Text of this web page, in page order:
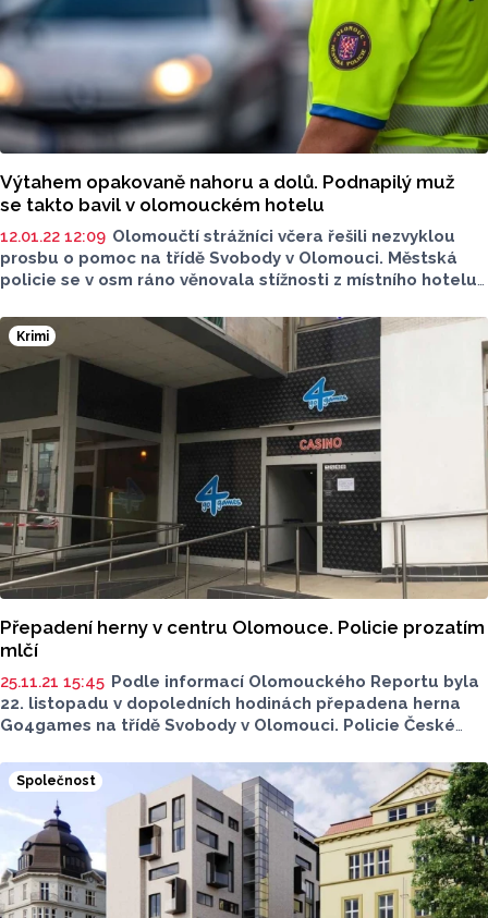
Výtahem opakovaně nahoru a dolů. Podnapilý muž
se takto bavil v olomouckém hotelu
12.01.22 12:09 Olomoučtí strážníci včera řešili nezvyklou
prosbu o pomoc na třídě Svobody v Olomouci. Městská
policie se v osm ráno věnovala stížnosti z místního hotelu,
muž.
Krimi
Přepadení herny v centru Olomouce. Policie prozatím
mlčí
25.11.21 15:45 Podle informací Olomouckého Reportu byla
22. listopadu v dopoledních hodinách přepadena herna
Go4games na třídě Svobody v Olomouci. Policie České
z taktického hlediska.
Společnost